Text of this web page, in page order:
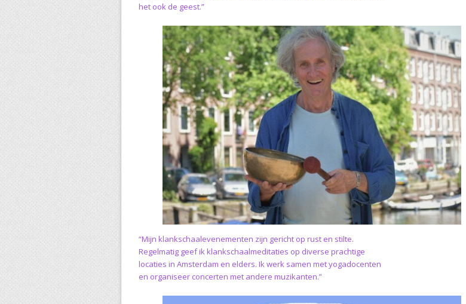
het ook de geest.”
“Mijn klankschaalevenementen zijn gericht op rust en stilte.
Regelmatig geef ik klankschaalmeditaties op diverse prachtige
locaties in Amsterdam en elders. Ik werk samen met yogadocenten
en organiseer concerten met andere muzikanten.”